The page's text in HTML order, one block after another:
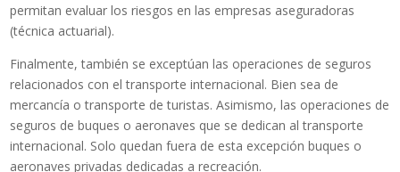
permitan evaluar los riesgos en las empresas aseguradoras
(técnica actuarial).
Finalmente, también se exceptúan las operaciones de seguros
relacionados con el transporte internacional. Bien sea de
mercancía o transporte de turistas. Asimismo, las operaciones de
seguros de buques o aeronaves que se dedican al transporte
internacional. Solo quedan fuera de esta excepción buques o
aeronaves privadas dedicadas a recreación.